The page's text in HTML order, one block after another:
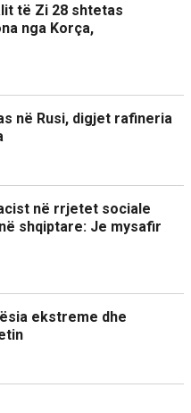
të Zi 28 shtetas
nga Korça,
në Rusi, digjet rafineria
në rrjetet sociale
shqiptare: Je mysafir
ekstreme dhe